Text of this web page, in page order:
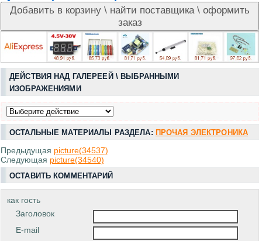
ДЕЙСТВИЯ НАД ГАЛЕРЕЕЙ \ ВЫБРАННЫМИ
ИЗОБРАЖЕНИЯМИ
ОСТАЛЬНЫЕ МАТЕРИАЛЫ РАЗДЕЛА: ПРОЧАЯ ЭЛЕКТРОНИКА
Предыдущая picture(34537)
Следующая picture(34540)
ОСТАВИТЬ КОММЕНТАРИЙ
как гость
Заголовок
E-mail